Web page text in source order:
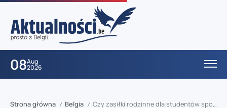
08Aug
2026
Strona główna / Belgia / Czy zasiłki rodzinne dla studentów spoza UE zostaną zniesione?